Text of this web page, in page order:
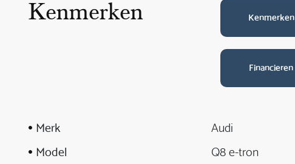
Kenmerken
Financieren
Kenmerken
Merk
Audi
Model
Q8 e-tron